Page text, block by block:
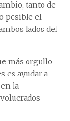
tanto de
posible el
lados del
más orgullo
es ayudar a
la